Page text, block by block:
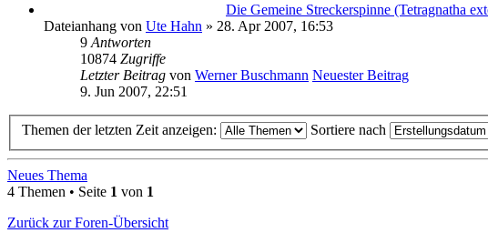
Die Gemeine Streckerspinne (Tetragnatha
Dateianhang von Ute Hahn » 28. Apr 2007, 16:53
9 Antworten
10874 Zugriffe
Letzter Beitrag von Werner Buschmann Neuester Beitrag
9. Jun 2007, 22:51
Themen der letzten Zeit anzeigen: Sortiere nach
Neues Thema
4 Themen • Seite 1 von 1
Zurück zur Foren-Übersicht